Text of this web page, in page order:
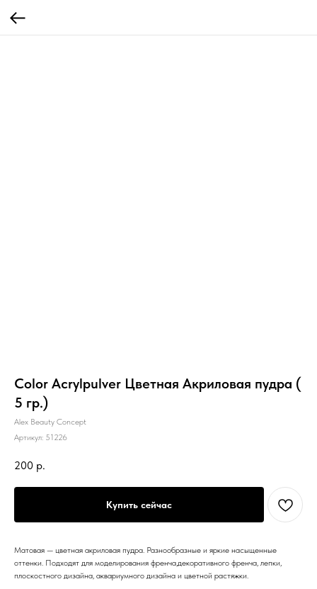
Color Acrylpulver Цветная Акриловая пудра (
5 гр.)
Alex Beauty Concept
Артикул: 51226
200 р.
Купить сейчас
Матовая — цветная акриловая пудра. Разнообразные и яркие насыщенные
оттенки. Подходят для моделирования френча,декоративного френча, лепки,
плоскостного дизайна, аквариумного дизайна и цветной растяжки.